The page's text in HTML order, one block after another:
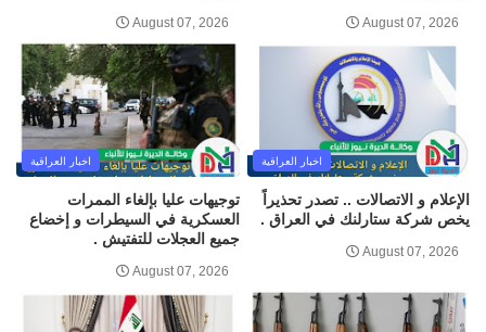
August 07, 2026
August 07, 2026
اخبار العراقية
الإعلام و الاتصالات .. تصدر تحذيراً
يخص شركة ستارلنك في العراق .
August 07, 2026
اخبار العراقية
توجيهات عليا بإلغاء الممرات
العسكرية في السيطرات و إخضاع
جميع العجلات للتفتيش .
August 07, 2026